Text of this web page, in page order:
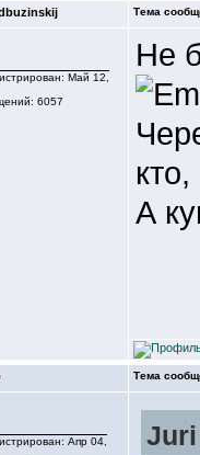
Тема
Май 12,
6057
Не
А
Тема
Апр 04,
Juri